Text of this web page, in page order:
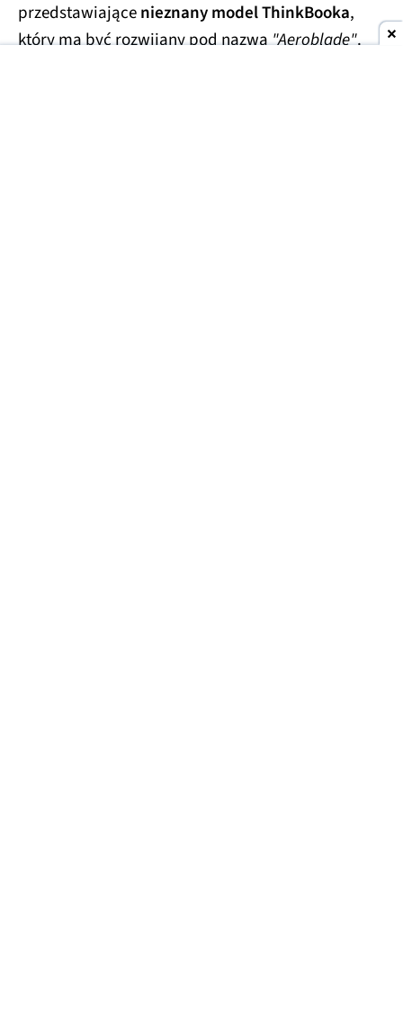
przedstawiającenieznany model ThinkBooka,
który ma być rozwijany pod nazwą"Aeroblade".